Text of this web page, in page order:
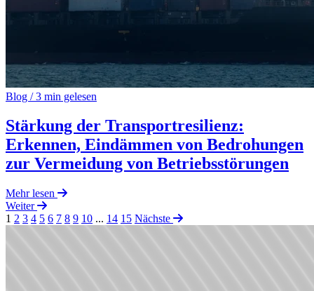
Blog /3 min gelesen
Stärkung der Transportresilienz:
Erkennen, Eindämmen von Bedrohungen
zur Vermeidung von Betriebsstörungen
Mehr lesen
Weiter
1 2 3 4 5 6 7 8 9 10 ... 14 15 Nächste